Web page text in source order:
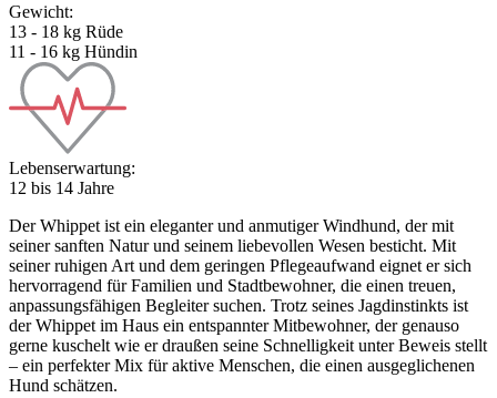
Gewicht:
13 - 18 kg Rüde
11 - 16 kg Hündin
Lebenserwartung:
12 bis 14 Jahre
Der Whippet ist ein eleganter und anmutiger Windhund, der mit
seiner sanften Natur und seinem liebevollen Wesen besticht. Mit
seiner ruhigen Art und dem geringen Pflegeaufwand eignet er sich
hervorragend für Familien und Stadtbewohner, die einen treuen,
anpassungsfähigen Begleiter suchen. Trotz seines Jagdinstinkts ist
der Whippet im Haus ein entspannter Mitbewohner, der genauso
gerne kuschelt wie er draußen seine Schnelligkeit unter Beweis stellt
– ein perfekter Mix für aktive Menschen, die einen ausgeglichenen
Hund schätzen.